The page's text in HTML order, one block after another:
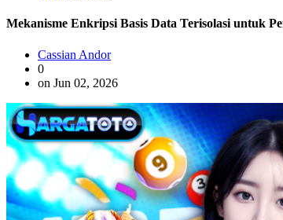
Mekanisme Enkripsi Basis Data Terisolasi untuk
Cassian Andor
0
on Jun 02, 2026